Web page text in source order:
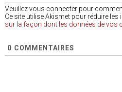
Veuillez vous connecter pour
Ce site utilise Akismet pour réduire les
sur la façon dont les données de vos
0 COMMENTAIRES